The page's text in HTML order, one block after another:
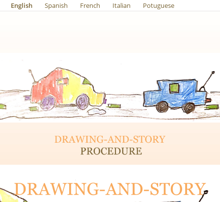
English Spanish French Italian Potuguese